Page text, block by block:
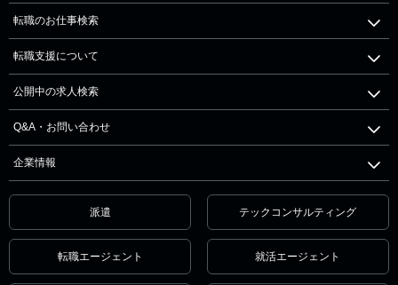
転職のお仕事検索
転職支援について
公開中の求人検索
Q&A・お問い合わせ
企業情報
派遣 テックコンサルティング
転職エージェント 就活エージェント